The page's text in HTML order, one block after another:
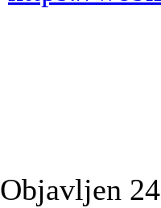
Objavljen